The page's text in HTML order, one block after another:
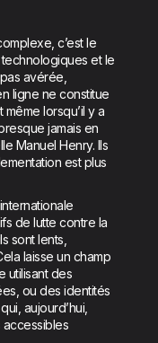
c’est le
et le
avérée,
ligne ne constitue
lorsqu’il y a
jamais en
Manuel Henry. Ils
est plus
de lutte contre la
sont lents,
laisse un champ
utilisant des
ou des identités
aujourd’hui,